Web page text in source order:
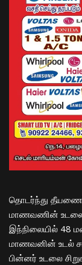
தொடர்ந்து
மாணவணின் உடலை
இந்நிலையில் 48
மாணவனின் உடல்
பின்னர் உடலை